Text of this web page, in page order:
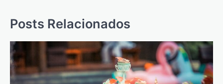
Posts Relacionados